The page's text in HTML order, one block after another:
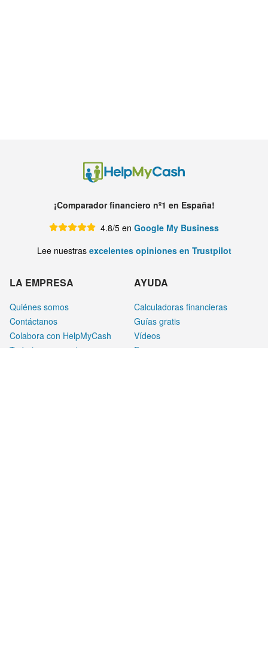
¡Comparador financiero nº1 en España!
4.8/5 en Google My Business
Lee nuestras excelentes opiniones en Trustpilot
LA EMPRESA
Quiénes somos
Contáctanos
Colabora con HelpMyCash
Trabaja con nosotros
AYUDA
Calculadoras financieras
Guías gratis
Vídeos
Foro